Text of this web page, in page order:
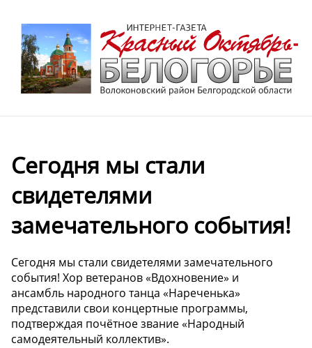
Сегодня мы стали
свидетелями
замечательного события!
Сегодня мы стали свидетелями замечательного
события! Хор ветеранов «Вдохновение» и
ансамбль народного танца «Нареченька»
представили свои концертные программы,
подтверждая почётное звание «Народный
самодеятельный коллектив».